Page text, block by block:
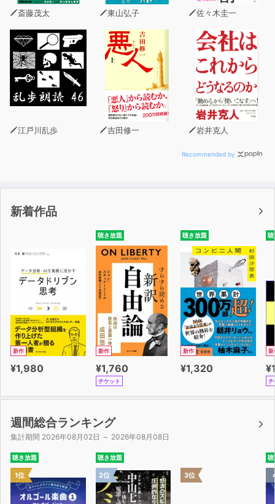
■収録フレーズは912フレーズ！！
録しています。
■日本語の後にベトナム語が2回流れます。
「iPodでとにかく使えるベトナム語mini」で基本フレー
ズをマスターしたら、もっとディープなフレーズが満載の
「iPodでとにかく使えるベトナム語」も是非お試し下さ
斎藤茂太 東山弘子 佐々木圭一
江戸川乱歩 吉田修一 岩井克人
Recommended by
新着作品
新作
¥1,980
聴き放題
新作
¥1,760
チケット
聴き放題
新作
¥1,320
聴
新
チ
週間総合ランキング
集計期間 2026年08月02日 ～ 2026年08月08日
聴き放題
1位
聴き放題
2位 3位
聴